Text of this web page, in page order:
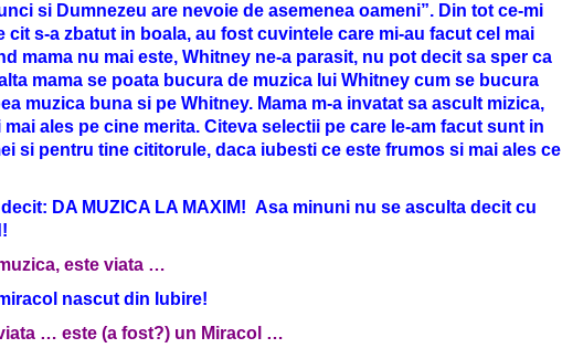
si Dumnezeu are nevoie de asemenea oameni”. Din tot ce-mi
cit s-a zbatut in boala, au fost cuvintele care mi-au facut cel mai
mama nu mai este, Whitney ne-a parasit, nu pot decit sa sper ca
mama se poata bucura de muzica lui Whitney cum se bucura
muzica buna si pe Whitney. Mama m-a invatat sa ascult mizica,
ales pe cine merita. Citeva selectii pe care le-am facut sunt in
si pentru tine cititorule, daca iubesti ce este frumos si mai ales ce
DA MUZICA LA MAXIM! Asa minuni nu se asculta decit cu
este viata …
nascut din Iubire!
… este (a fost?) un Miracol …